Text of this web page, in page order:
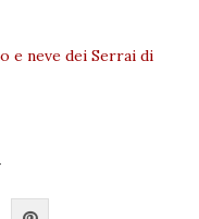
e neve dei Serrai di